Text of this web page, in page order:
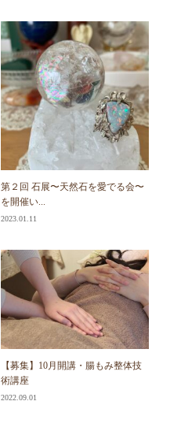
第２回 石展〜天然石を愛でる会〜
を開催い...
2023.01.11
【募集】10月開講・腸もみ整体技
術講座
2022.09.01